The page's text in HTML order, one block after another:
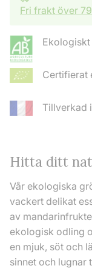
Fri frakt över
Certifierat
Tillverkad
Hitta ditt
Vår ekologiska
vackert delikat
av
ekologisk odling
en mjuk, söt och
sinnet och lugnar